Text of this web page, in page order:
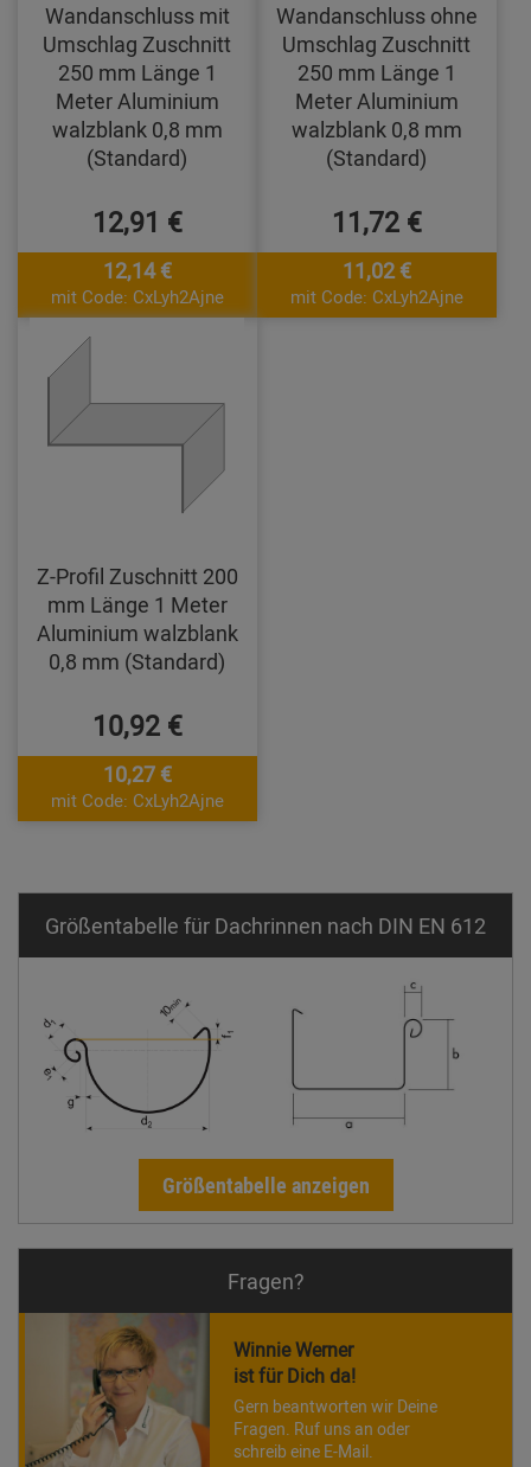
Wandanschluss mit
Umschlag Zuschnitt
250 mm Länge 1
Meter Aluminium
walzblank 0,8 mm
(Standard)
12,91 €
12,14 €
mit Code: CxLyh2Ajne
Wandanschluss ohne
Umschlag Zuschnitt
250 mm Länge 1
Meter Aluminium
walzblank 0,8 mm
(Standard)
11,72 €
11,02 €
mit Code: CxLyh2Ajne
Z-Profil Zuschnitt 200
mm Länge 1 Meter
Aluminium walzblank
0,8 mm (Standard)
10,92 €
10,27 €
mit Code: CxLyh2Ajne
Größentabelle für Dachrinnen nach DIN EN 612
Größentabelle anzeigen
Fragen?
Winnie Werner
ist für Dich da!
Gern beantworten wir Deine
Fragen. Ruf uns an oder
schreib eine E-Mail.